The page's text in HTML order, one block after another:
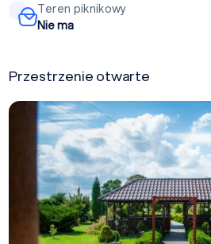
Teren piknikowy
Nie ma
Przestrzenie otwarte